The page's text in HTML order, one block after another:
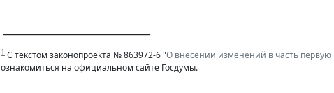
1 С текстом законопроекта № 863972-6 "О внесении изменений в часть первую
ознакомиться на официальном сайте Госдумы.